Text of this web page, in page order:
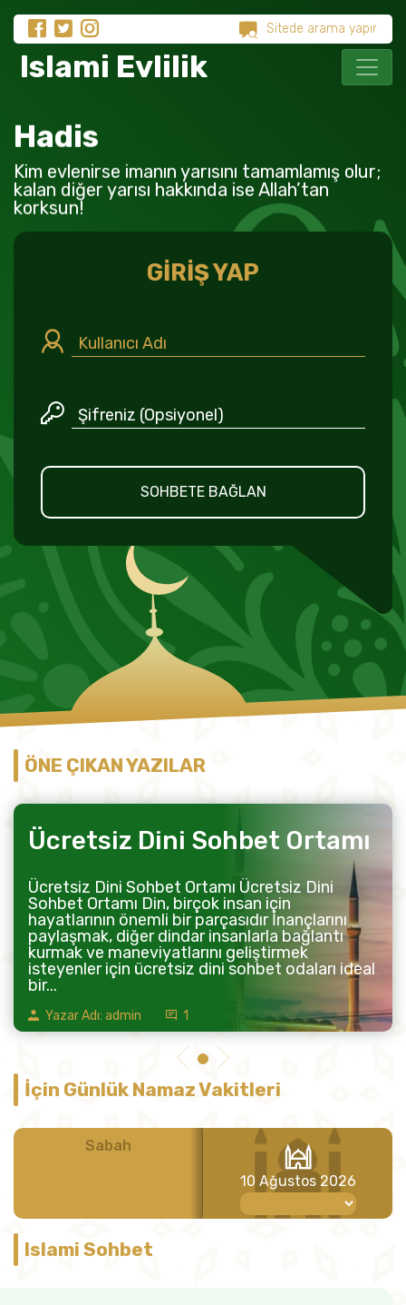
Islami Evlilik
Hadis
Kim evlenirse imanın yarısını tamamlamış olur;
kalan diğer yarısı hakkında ise Allah’tan
korksun!
GİRİŞ YAP
SOHBETE BAĞLAN
ÖNE ÇIKAN YAZILAR
Ücretsiz Dini Sohbet Ortamı
Ücretsiz Dini Sohbet Ortamı Ücretsiz Dini
Sohbet Ortamı Din, birçok insan için
hayatlarının önemli bir parçasıdır İnançlarını
paylaşmak, diğer dindar insanlarla bağlantı
kurmak ve maneviyatlarını geliştirmek
isteyenler için ücretsiz dini sohbet odaları ideal
bir...
Yazar Adı: admin 1
İçin Günlük Namaz Vakitleri
Sabah Öğle
10 Ağustos 2026
Islami Sohbet